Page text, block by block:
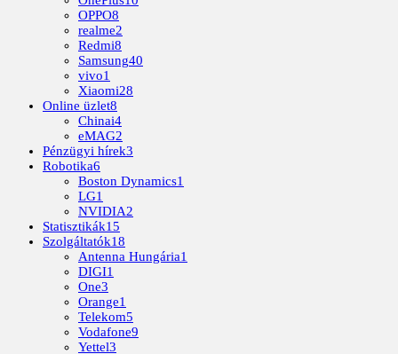
OPPO8
realme2
Redmi8
Samsung40
vivo1
Xiaomi28
Online üzlet8
Chinai4
eMAG2
Pénzügyi hírek3
Robotika6
Boston Dynamics1
LG1
NVIDIA2
Statisztikák15
Szolgáltatók18
Antenna Hungária1
DIGI1
One3
Orange1
Telekom5
Vodafone9
Yettel3